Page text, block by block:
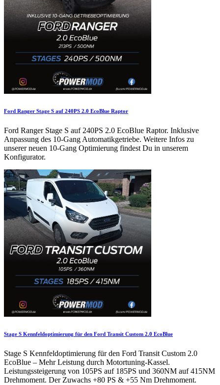
Ford Ranger Stage S auf 240PS 2.0 EcoBlue Raptor
Ford Ranger Stage S auf 240PS 2.0 EcoBlue Raptor. Inklusive
Anpassung des 10-Gang Automatikgetriebe. Weitere Infos zu
unserer neuen 10-Gang Optimierung findest Du in unserem
Konfigurator.
Stage S Kennfeldoptimierung für den Ford Transit Custom 2.0 EcoBlue
Stage S Kennfeldoptimierung für den Ford Transit Custom 2.0
EcoBlue – Mehr Leistung durch Motortuning-Kassel.
Leistungssteigerung von 105PS auf 185PS und 360NM auf 415NM
Drehmoment. Der Zuwachs +80 PS & +55 Nm Drehmoment.